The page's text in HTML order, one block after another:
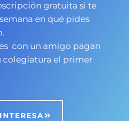
gratuita si te
en qué pides
con un amigo pagan
colegiatura el primer